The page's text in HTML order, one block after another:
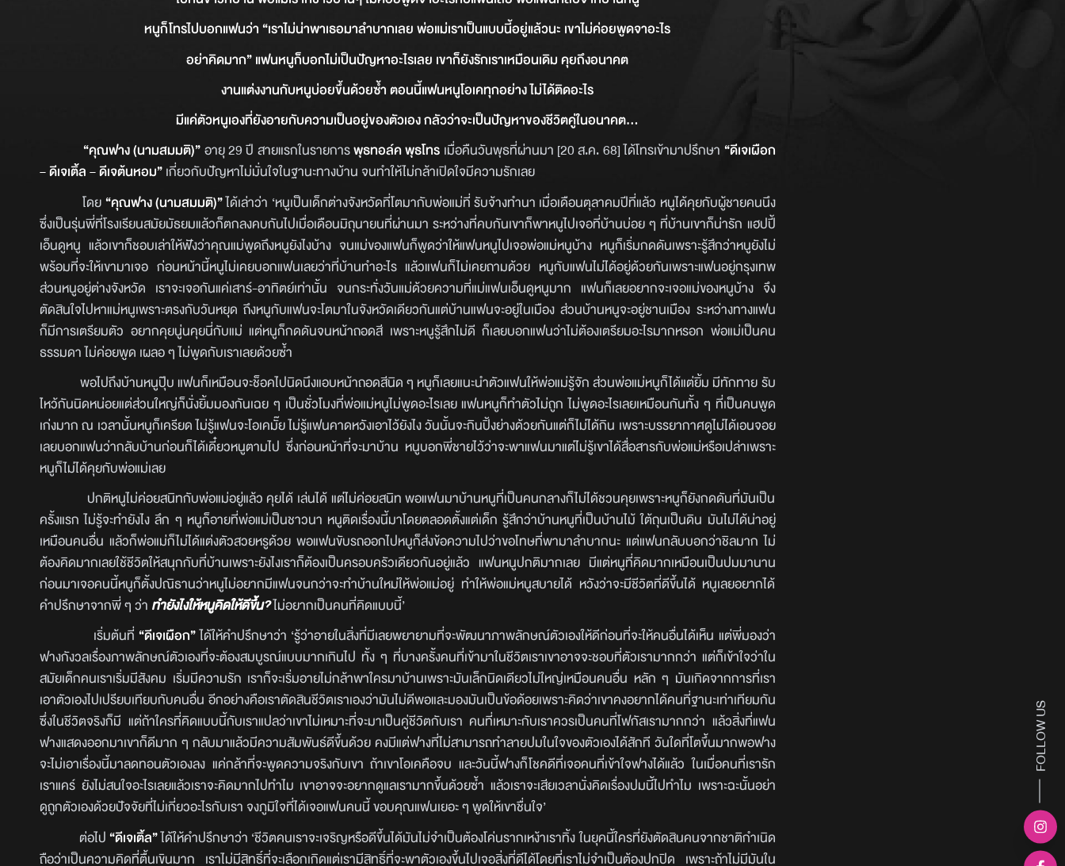
หนูก็โทรไปบอกแฟนว่า “เราไม่น่าพาเธอมาลำบากเลย พ่อแม่เราเป็นแบบนี้อยู่แล้วนะ เขาไม่ค่อยพูดจาอะไร
อย่าคิดมาก” แฟนหนูก็บอกไม่เป็นปัญหาอะไรเลย เขาก็ยังรักเราเหมือนเดิม คุยถึงอนาคต
งานแต่งงานกับหนูบ่อยขึ้นด้วยซ้ำ ตอนนี้แฟนหนูโอเคทุกอย่าง ไม่ได้ติดอะไร
มีแค่ตัวหนูเองที่ยังอายกับความเป็นอยู่ของตัวเอง กลัวว่าจะเป็นปัญหาของชีวิตคู่ในอนาคต...
“คุณฟาง (นามสมมติ)”อายุ 29 ปี สายแรกในรายการพุธทอล์ค พุธโทร เมื่อคืนวันพุธที่ผ่านมา [20 ส.ค. 68] ได้โทรเข้ามาปรึกษา “ดีเจเผือก
– ดีเจเติ้ล – ดีเจต้นหอม”เกี่ยวกับปัญหาไม่มั่นใจในฐานะทางบ้าน จนทำให้ไม่กล้าเปิดใจมีความรักเลย
โดย“คุณฟาง (นามสมมติ)”ได้เล่าว่า ‘หนูเป็นเด็กต่างจังหวัดที่โตมากับพ่อแม่ที่ รับจ้างทำนา เมื่อเดือนตุลาคมปีที่แล้ว หนูได้คุยกับผู้ชายคนนึง
ซึ่งเป็นรุ่นพี่ที่โรงเรียนสมัยมัธยมแล้วก็ตกลงคบกันไปเมื่อเดือนมิถุนายนที่ผ่านมา ระหว่างที่คบกันเขาก็พาหนูไปเจอที่บ้านบ่อย ๆ ที่บ้านเขาก็น่ารัก แฮปปี้
เอ็นดูหนู แล้วเขาก็ชอบเล่าให้ฟังว่าคุณแม่พูดถึงหนูยังไงบ้าง จนแม่ของแฟนก็พูดว่าให้แฟนหนูไปเจอพ่อแม่หนูบ้าง หนูก็เริ่มกดดันเพราะรู้สึกว่าหนูยังไม่
พร้อมที่จะให้เขามาเจอ ก่อนหน้านี้หนูไม่เคยบอกแฟนเลยว่าที่บ้านทำอะไร แล้วแฟนก็ไม่เคยถามด้วย หนูกับแฟนไม่ได้อยู่ด้วยกันเพราะแฟนอยู่กรุงเทพ
ส่วนหนูอยู่ต่างจังหวัด เราจะเจอกันแค่เสาร์-อาทิตย์เท่านั้น จนกระทั่งวันแม่ด้วยความที่แม่แฟนเอ็นดูหนูมาก แฟนก็เลยอยากจะเจอแม่ของหนูบ้าง จึง
ตัดสินใจไปหาแม่หนูเพราะตรงกับวันหยุด ถึงหนูกับแฟนจะโตมาในจังหวัดเดียวกันแต่บ้านแฟนจะอยู่ในเมือง ส่วนบ้านหนูจะอยู่ชานเมือง ระหว่างทางแฟน
ก็มีการเตรียมตัว อยากคุยนู่นคุยนี่กับแม่ แต่หนูก็กดดันจนหน้าถอดสี เพราะหนูรู้สึกไม่ดี ก็เลยบอกแฟนว่าไม่ต้องเตรียมอะไรมากหรอก พ่อแม่เป็นคน
ธรรมดา ไม่ค่อยพูด เผลอ ๆ ไม่พูดกับเราเลยด้วยซ้ำ
พอไปถึงบ้านหนูปุ๊บ แฟนก็เหมือนจะช็อคไปนิดนึงแอบหน้าถอดสีนิด ๆ หนูก็เลยแนะนำตัวแฟนให้พ่อแม่รู้จัก ส่วนพ่อแม่หนูก็ได้แต่ยิ้ม มีทักทาย รับ
ไหว้กันนิดหน่อยแต่ส่วนใหญ่ก็นั่งยิ้มมองกันเฉย ๆ เป็นชั่วโมงที่พ่อแม่หนูไม่พูดอะไรเลย แฟนหนูก็ทำตัวไม่ถูก ไม่พูดอะไรเลยเหมือนกันทั้ง ๆ ที่เป็นคนพูด
เก่งมาก ณ เวลานั้นหนูก็เครียด ไม่รู้แฟนจะโอเคมั๊ย ไม่รู้แฟนคาดหวังเอาไว้ยังไง วันนั้นจะกินปิ้งย่างด้วยกันแต่ก็ไม่ได้กิน เพราะบรรยากาศดูไม่ได้เอนจอย
เลยบอกแฟนว่ากลับบ้านก่อนก็ได้เดี๋ยวหนูตามไป ซึ่งก่อนหน้าที่จะมาบ้าน หนูบอกพี่ชายไว้ว่าจะพาแฟนมาแต่ไม่รู้เขาได้สื่อสารกับพ่อแม่หรือเปล่าเพราะ
หนูก็ไม่ได้คุยกับพ่อแม่เลย
ปกติหนูไม่ค่อยสนิทกับพ่อแม่อยู่แล้ว คุยได้ เล่นได้ แต่ไม่ค่อยสนิท พอแฟนมาบ้านหนูที่เป็นคนกลางก็ไม่ได้ชวนคุยเพราะหนูก็ยังกดดันที่มันเป็น
ครั้งแรก ไม่รู้จะทำยังไง ลึก ๆ หนูก็อายที่พ่อแม่เป็นชาวนา หนูติดเรื่องนี้มาโดยตลอดตั้งแต่เด็ก รู้สึกว่าบ้านหนูที่เป็นบ้านไม้ ใต้ถุนเป็นดิน มันไม่ได้น่าอยู่
เหมือนคนอื่น แล้วก็พ่อแม่ก็ไม่ได้แต่งตัวสวยหรูด้วย พอแฟนขับรถออกไปหนูก็ส่งข้อความไปว่าขอโทษที่พามาลำบากนะ แต่แฟนกลับบอกว่าชิลมาก ไม่
ต้องคิดมากเลยใช้ชีวิตให้สนุกกับที่บ้านเพราะยังไงเราก็ต้องเป็นครอบครัวเดียวกันอยู่แล้ว แฟนหนูปกติมากเลย มีแต่หนูที่คิดมากเหมือนเป็นปมมานาน
ก่อนมาเจอคนนี้หนูก็ตั้งปณิธานว่าหนูไม่อยากมีแฟนจนกว่าจะทำบ้านใหม่ให้พ่อแม่อยู่ ทำให้พ่อแม่หนูสบายได้ หวังว่าจะมีชีวิตที่ดีขึ้นได้ หนูเลยอยากได้
คำปรึกษาจากพี่ ๆ ว่า ทำยังไงให้หนูคิดให้ดีขึ้น?ไม่อยากเป็นคนที่คิดแบบนี้’
เริ่มต้นที่ “ดีเจเผือก”ได้ให้คำปรึกษาว่า ‘รู้ว่าอายในสิ่งที่มีเลยพยายามที่จะพัฒนาภาพลักษณ์ตัวเองให้ดีก่อนที่จะให้คนอื่นได้เห็น แต่พี่มองว่า
ฟางกังวลเรื่องภาพลักษณ์ตัวเองที่จะต้องสมบูรณ์แบบมากเกินไป ทั้ง ๆ ที่บางครั้งคนที่เข้ามาในชีวิตเราเขาอาจจะชอบที่ตัวเรามากกว่า แต่ก็เข้าใจว่าใน
สมัยเด็กคนเราเริ่มมีสังคม เริ่มมีความรัก เราก็จะเริ่มอายไม่กล้าพาใครมาบ้านเพราะมันเล็กนิดเดียวไม่ใหญ่เหมือนคนอื่น หลัก ๆ มันเกิดจากการที่เรา
เอาตัวเองไปเปรียบเทียบกับคนอื่น อีกอย่างคือเราตัดสินชีวิตเราเองว่ามันไม่ดีพอและมองมันเป็นข้อด้อยเพราะคิดว่าเขาคงอยากได้คนที่ฐานะเท่าเทียมกัน
ซึ่งในชีวิตจริงก็มี แต่ถ้าใครที่คิดแบบนี้กับเราแปลว่าเขาไม่เหมาะที่จะมาเป็นคู่ชีวิตกับเรา คนที่เหมาะกับเราควรเป็นคนที่โฟกัสเรามากกว่า แล้วสิ่งที่แฟน
ฟางแสดงออกมาเขาก็ดีมาก ๆ กลับมาแล้วมีความสัมพันธ์ดีขึ้นด้วย คงมีแต่ฟางที่ไม่สามารถทำลายปมในใจของตัวเองได้สักที วันใดที่โตขึ้นมากพอฟาง
จะไม่เอาเรื่องนี้มาลดทอนตัวเองลง แค่กล้าที่จะพูดความจริงกับเขา ถ้าเขาโอเคคือจบ และวันนี้ฟางก็โชคดีที่เจอคนที่เข้าใจฟางได้แล้ว ในเมื่อคนที่เรารัก
เราแคร์ ยังไม่สนใจอะไรเลยแล้วเราจะคิดมากไปทำไม เขาอาจจะอยากดูแลเรามากขึ้นด้วยซ้ำ แล้วเราจะเสียเวลานั่งคิดเรื่องปมนี้ไปทำไม เพราะฉะนั้นอย่า
ดูถูกตัวเองด้วยปัจจัยที่ไม่เกี่ยวอะไรกับเรา จงภูมิใจที่ได้เจอแฟนคนนี้ ขอบคุณแฟนเยอะ ๆ พูดให้เขาชื่นใจ’
ต่อไป“ดีเจเติ้ล”ได้ให้คำปรึกษาว่า ‘ชีวิตคนเราจะเจริญหรือดีขึ้นได้มันไม่จำเป็นต้องโค่นรากเหง้าเราทิ้ง ในยุคนี้ใครที่ยังตัดสินคนจากชาติกำเนิด
ถือว่าเป็นความคิดที่ตื้นเขินมาก เราไม่มีสิทธิ์ที่จะเลือกเกิดแต่เรามีสิทธิ์ที่จะพาตัวเองขึ้นไปเจอสิ่งที่ดีได้โดยที่เราไม่จำเป็นต้องปกปิด เพราะถ้าไม่มีมันใน
FOLLOW US